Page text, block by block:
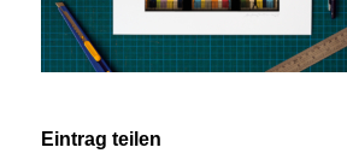
Eintrag teilen